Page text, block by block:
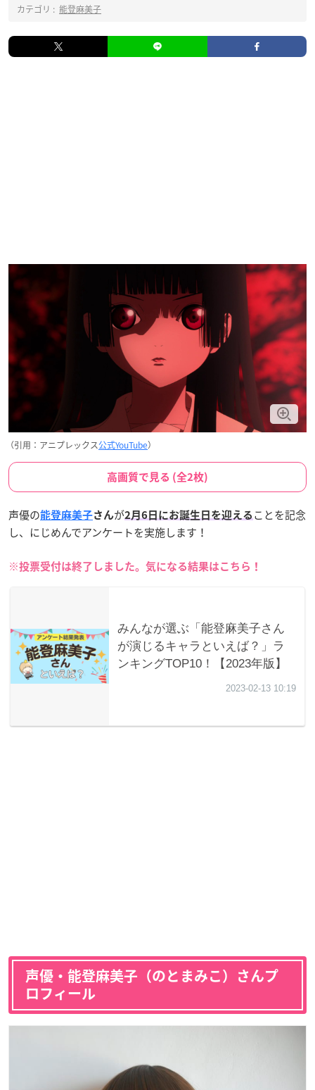
カテゴリ : 能登麻美子
（引用：アニプレックス公式YouTube）
高画質で見る (全2枚)
声優の能登麻美子さんが2月6日にお誕生日 を迎える ことを記念
し、にじめんでアンケートを実施します！
※投票受付は終了しました。気になる結果はこちら！
声優・能登麻美子（のとまみこ）さんプ
ロフィール